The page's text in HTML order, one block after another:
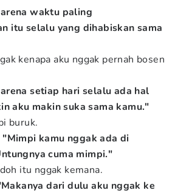
waktu paling
itu selalu yang dihabiskan sama
kenapa aku nggak pernah bosen
setiap hari selalu ada hal
aku makin suka sama kamu."
buruk.
kamu nggak ada di
cuma mimpi."
itu nggak kemana.
dari dulu aku nggak ke